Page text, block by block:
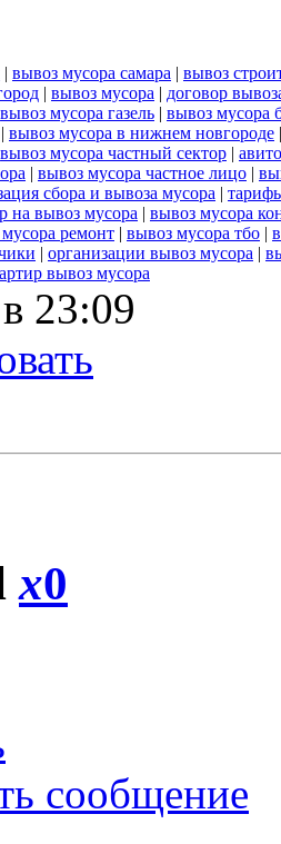
| вывоз мусора самара | вывоз
| вывоз мусора | договор
вывоз мусора газель | вывоз мусора
| вывоз мусора в нижнем новгороде
вывоз мусора частный сектор |
| вывоз мусора частное лицо |
сбора и вывоза мусора |
на вывоз мусора | вывоз мусора
ремонт | вывоз мусора тбо |
| организации вывоз мусора |
вывоз мусора
23:09
x0
сообщение